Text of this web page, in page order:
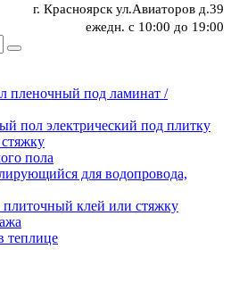
г. Красноярск ул.Авиаторов д.39
ежедн. с 10:00 до 19:00
пленочный под ламинат /
пол электрический под плитку
пола
для водопровода,
клей или стяжку
теплице